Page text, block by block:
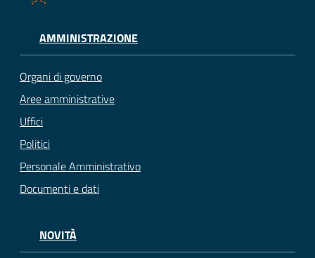
AMMINISTRAZIONE
Organi di governo
Aree amministrative
Uffici
Politici
Personale Amministrativo
Documenti e dati
NOVITÀ